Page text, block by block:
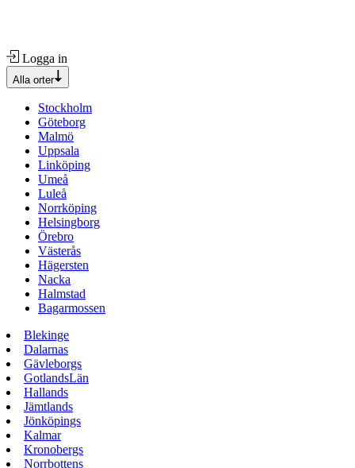
Logga in
Alla orter
Stockholm
Göteborg
Malmö
Uppsala
Linköping
Umeå
Luleå
Norrköping
Helsingborg
Örebro
Västerås
Hägersten
Nacka
Halmstad
Bagarmossen
Blekinge
Dalarnas
Gävleborgs
GotlandsLän
Hallands
Jämtlands
Jönköpings
Kalmar
Kronobergs
Norrbottens